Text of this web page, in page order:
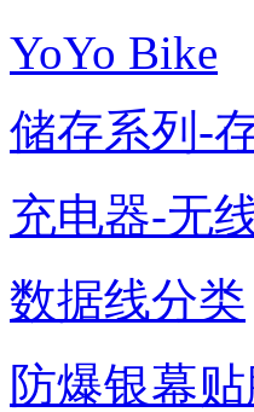
YoYo Bike
储存系列-
充电器-无
数据线分类
防爆银幕